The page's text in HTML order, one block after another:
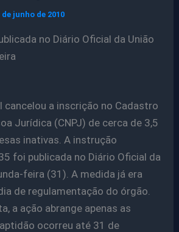
de junho de 2010
no Diário Oficial da União
cancelou a inscrição no Cadastro
Jurídica (CNPJ) de cerca de 3,5
inativas. A instrução
foi publicada no Diário Oficial da
feira (31). A medida já era
de regulamentação do órgão.
a ação abrange apenas as
ocorreu até 31 de